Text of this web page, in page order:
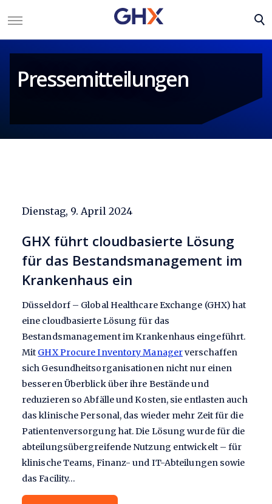
Pressemitteilungen
Dienstag, 9. April 2024
GHX führt cloudbasierte Lösung
für das Bestandsmanagement im
Krankenhaus ein
Düsseldorf – Global Healthcare Exchange (GHX) hat
eine cloudbasierte Lösung für das
Bestandsmanagement im Krankenhaus eingeführt.
MitGHX Procure Inventory Managerverschaffen
sich Gesundheitsorganisationen nicht nur einen
besseren Überblick über ihre Bestände und
reduzieren so Abfälle und Kosten, sie entlasten auch
das klinische Personal, das wieder mehr Zeit für die
Patientenversorgung hat. Die Lösung wurde für die
abteilungsübergreifende Nutzung entwickelt – für
klinische Teams, Finanz- und IT-Abteilungen sowie
das Facility…